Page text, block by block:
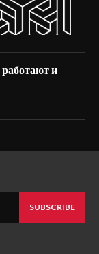
и
SUBSCRIBE